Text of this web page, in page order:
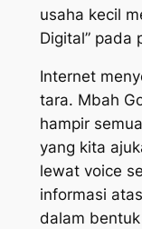
usaha kecil
Digital” pada
Internet
tara. Mbah
hampir
yang kita
lewat voice
informasi
dalam